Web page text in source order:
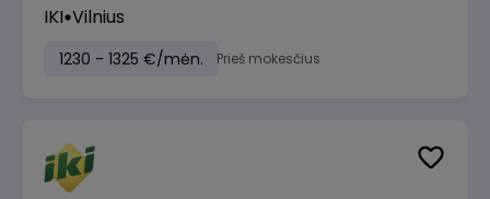
IKI Vilnius
1230 - 1325 €/mėn. Prieš mokesčius